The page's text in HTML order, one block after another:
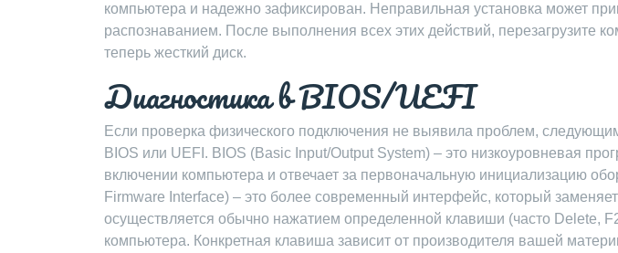
компьютера и надежно зафиксирован. Неправильная установка может
распознаванием. После выполнения всех этих действий, перезагрузите
теперь жесткий диск.
Диагностика в BIOS/UEFI
Если проверка физического подключения не выявила проблем,
BIOS или UEFI. BIOS (Basic Input/Output System) – это низкоуровневая
включении компьютера и отвечает за первоначальную инициализацию
Firmware Interface) – это более современный интерфейс, который
осуществляется обычно нажатием определенной клавиши (часто Delete,
компьютера. Конкретная клавиша зависит от производителя вашей